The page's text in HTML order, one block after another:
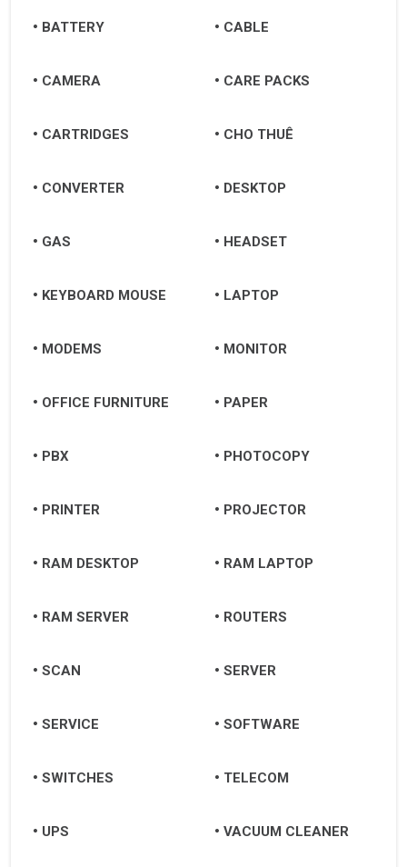
Lào Cai
Nghệ An
Phan Rang-Tháp Chàm
Nha Trang
Pleiku
Đà Nẵng
Quảng Nam
BATTERY CABLE
CAMERA CARE PACKS
CARTRIDGES CHO THUÊ
CONVERTER DESKTOP
GAS HEADSET
KEYBOARD MOUSE LAPTOP
MODEMS MONITOR
OFFICE FURNITURE PAPER
PBX PHOTOCOPY
PRINTER PROJECTOR
RAM DESKTOP RAM LAPTOP
RAM SERVER ROUTERS
SCAN SERVER
SERVICE SOFTWARE
SWITCHES TELECOM
UPS VACUUM CLEANER